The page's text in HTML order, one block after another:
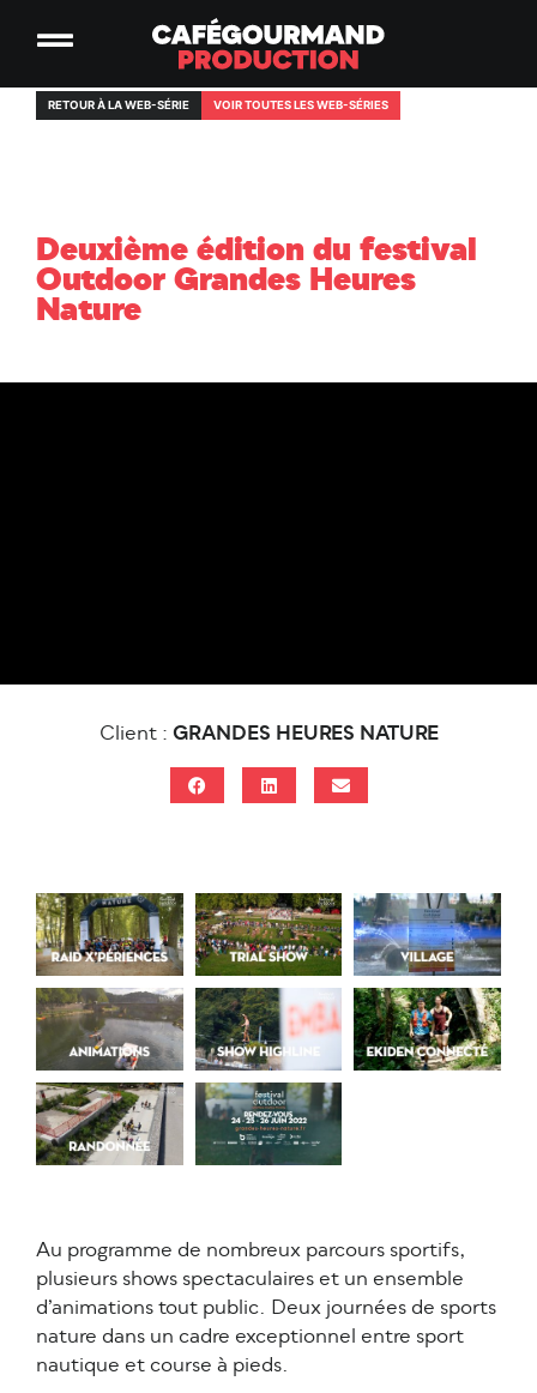
RETOUR À LA WEB-SÉRIE VOIR TOUTES LES WEB-SÉRIES
Deuxième édition du festival
Outdoor Grandes Heures
Nature
Client :GRANDES HEURES NATURE
Au programme de nombreux parcours sportifs,
plusieurs shows spectaculaires et un ensemble
d’animations tout public. Deux journées de sports
nature dans un cadre exceptionnel entre sport
nautique et course à pieds.